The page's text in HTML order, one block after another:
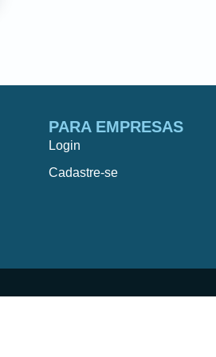
PARA EMPRESAS
Login
Cadastre-se